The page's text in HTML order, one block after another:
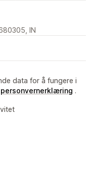
IN
data for å fungere i
personvernerklæring .